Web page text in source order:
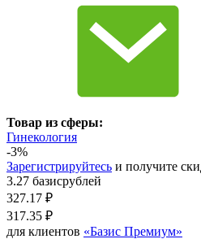
Товар из сферы:
Гинекология
-3%
Зарегистрируйтесь и получите
3.27 базисрублей
327.17 ₽
317.35 ₽
для клиентов «Базис Премиум»